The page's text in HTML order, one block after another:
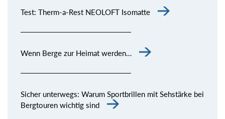
Test: Therm-a-Rest NEOLOFT Isomatte
Wenn Berge zur Heimat werden…
Sicher unterwegs: Warum Sportbrillen mit Sehstärke bei
Bergtouren wichtig sind